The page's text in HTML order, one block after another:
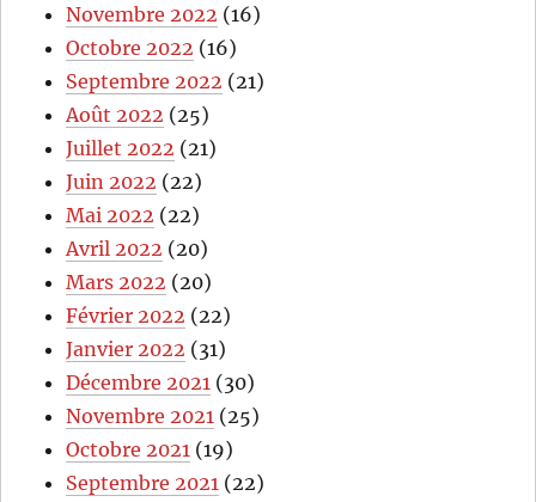
Novembre 2022 (16)
Octobre 2022 (16)
Septembre 2022 (21)
Août 2022 (25)
Juillet 2022 (21)
Juin 2022 (22)
Mai 2022 (22)
Avril 2022 (20)
Mars 2022 (20)
Février 2022 (22)
Janvier 2022 (31)
Décembre 2021 (30)
Novembre 2021 (25)
Octobre 2021 (19)
Septembre 2021 (22)